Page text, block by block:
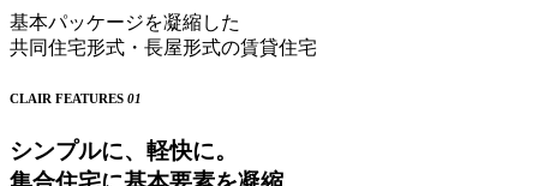
基本パッケージを凝縮した
共同住宅形式・長屋形式の賃貸住宅
CLAIR FEATURES 01
シンプルに、軽快に。